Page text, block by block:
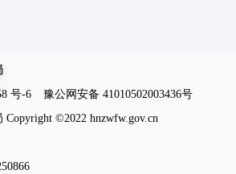
号-6
豫公网安备 41010502003436号
Copyright ©2022 hnzwfw.gov.cn